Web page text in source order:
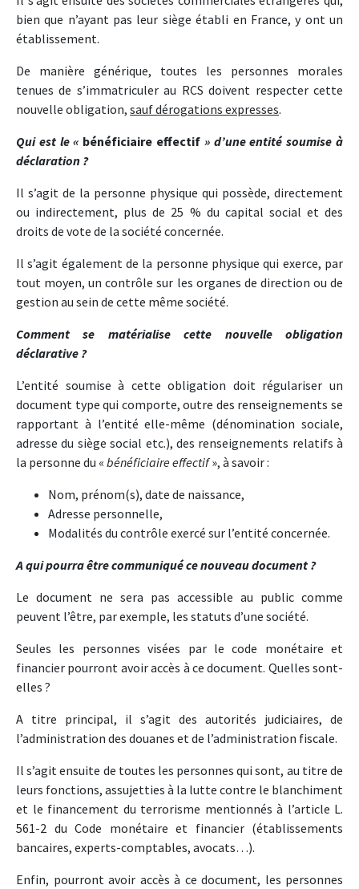
bien que n’ayant pas leur siège établi en France, y ont un
établissement.
De manière générique, toutes les personnes morales
tenues de s’immatriculer au RCS doivent respecter cette
nouvelle obligation, sauf dérogations expresses.
Qui est le « bénéficiaire effectif » d’une entité soumise à
déclaration ?
Il s’agit de la personne physique qui possède, directement
ou indirectement, plus de 25 % du capital social et des
droits de vote de la société concernée.
Il s’agit également de la personne physique qui exerce, par
tout moyen, un contrôle sur les organes de direction ou de
gestion au sein de cette même société.
Comment se matérialise cette nouvelle obligation
déclarative ?
L’entité soumise à cette obligation doit régulariser un
document type qui comporte, outre des renseignements se
rapportant à l’entité elle-même (dénomination sociale,
adresse du siège social etc.), des renseignements relatifs à
la personne du « bénéficiaire effectif», à savoir :
Nom, prénom(s), date de naissance,
Adresse personnelle,
Modalités du contrôle exercé sur l’entité concernée.
A qui pourra être communiqué ce nouveau document ?
Le document ne sera pas accessible au public comme
peuvent l’être, par exemple, les statuts d’une société.
Seules les personnes visées par le code monétaire et
financier pourront avoir accès à ce document. Quelles sont-
elles ?
A titre principal, il s’agit des autorités judiciaires, de
l’administration des douanes et de l’administration fiscale.
Il s’agit ensuite de toutes les personnes qui sont, au titre de
leurs fonctions, assujetties à la lutte contre le blanchiment
et le financement du terrorisme mentionnés à l’article L.
561-2 du Code monétaire et financier (établissements
bancaires, experts-comptables, avocats…).
Enfin, pourront avoir accès à ce document, les personnes